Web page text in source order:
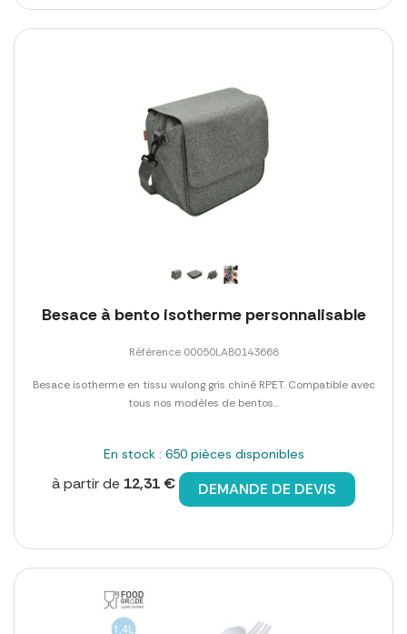
Besace à bento isotherme personnalisable
Référence 00050LAB0143668
Besace isotherme en tissu wulong gris chiné RPET. Compatible avec
tous nos modèles de bentos...
En stock : 650 pièces disponibles
à partir de 12,31 € DEMANDE DE DEVIS